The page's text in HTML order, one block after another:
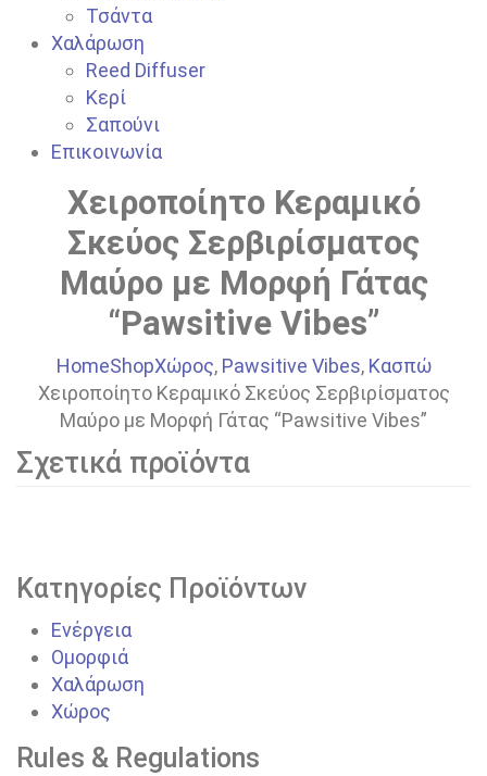
Τσάντα
Χαλάρωση
Reed Diffuser
Κερί
Σαπούνι
Επικοινωνία
Xειροποίητο Κεραμικό
Σκεύος Σερβιρίσματος
Μαύρο με Μορφή Γάτας
“Pawsitive Vibes”
HomeShopΧώρος, Pawsitive Vibes, Κασπώ
Xειροποίητο Κεραμικό Σκεύος Σερβιρίσματος
Μαύρο με Μορφή Γάτας “Pawsitive Vibes”
Σχετικά προϊόντα
Κατηγορίες Προϊόντων
Ενέργεια
Ομορφιά
Χαλάρωση
Χώρος
Rules & Regulations